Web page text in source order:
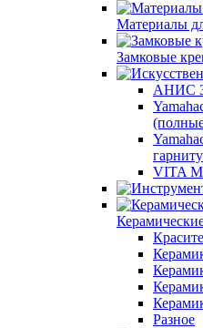
Материалы
Замковые
АНИС
VITA
Разное